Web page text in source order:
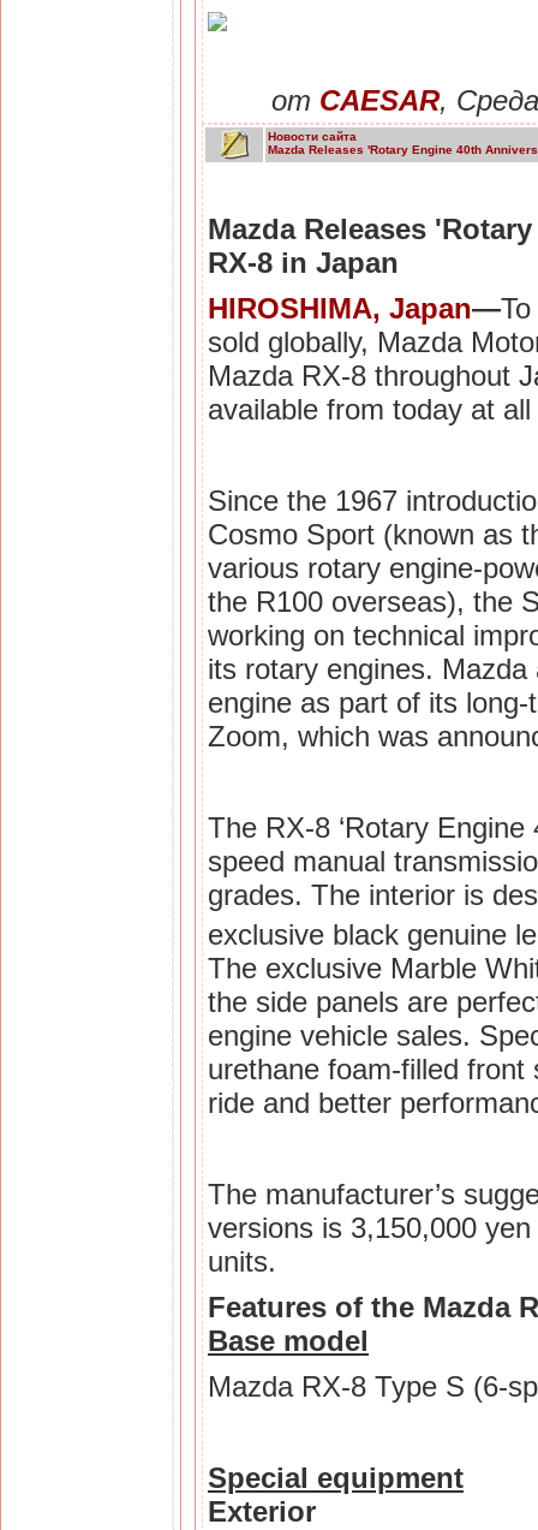
от CAESAR,
Новости сайта
Mazda Releases 'Rotary Engine 40th
Mazda Releases
RX-8 in Japan
HIROSHIMA, Japan—
sold globally, Mazda
Mazda RX-8 throughout
available from today at
Since the 1967
Cosmo Sport (known as
various rotary engine-
the R100 overseas), the
working on technical
its rotary engines.
engine as part of its
Zoom, which was
The RX-8 ‘Rotary
speed manual
grades. The interior is
exclusive black genuine
The exclusive Marble
the side panels are
engine vehicle sales.
urethane foam-filled
ride and better
The manufacturer’s
versions is 3,150,000
units.
Features of the Mazda
Base model
Mazda RX-8 Type S (6-
Special equipment
Exterior